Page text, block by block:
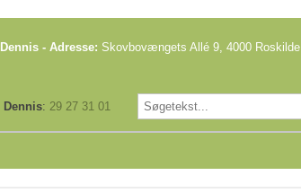
Dennis - Adresse: Skovbovængets Allé 9, 4000 Roskilde​​
Dennis: 29 27 31 01